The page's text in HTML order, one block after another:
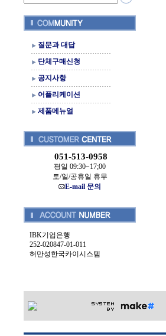
질문과 대답
단체구매신청
공지사항
어플리케이션
제품메뉴얼
051-513-0958
평일 09:30~17;00
토/일/공휴일 휴무
E-mail 문의
IBK기업은행
252-020847-01-011
허만성한국카이시스템